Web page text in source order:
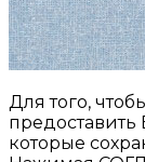
Для того,
предоставить
которые